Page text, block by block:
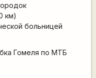
км)
больницей
Гомеля по МТБ